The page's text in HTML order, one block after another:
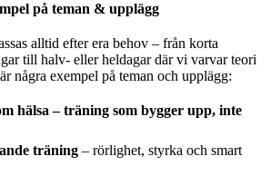
på teman & upplägg
alltid efter era behov – från korta
till halv- eller heldagar där vi varvar teori
några exempel på teman och upplägg:
hälsa – träning som bygger upp, inte
träning – rörlighet, styrka och smart